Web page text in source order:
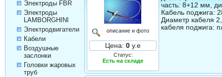
Электроды FBR
Электроды
LAMBORGHINI
Электродвигатели
Кабели
Воздушные
заслонки
Головки жаровых
труб
описание и фото
Цена: 0 у.е
Статус:
Есть на складе
часть: 8+12 мм,
Кабель поджига:
Диаметр кабеля
кабеля поджига: